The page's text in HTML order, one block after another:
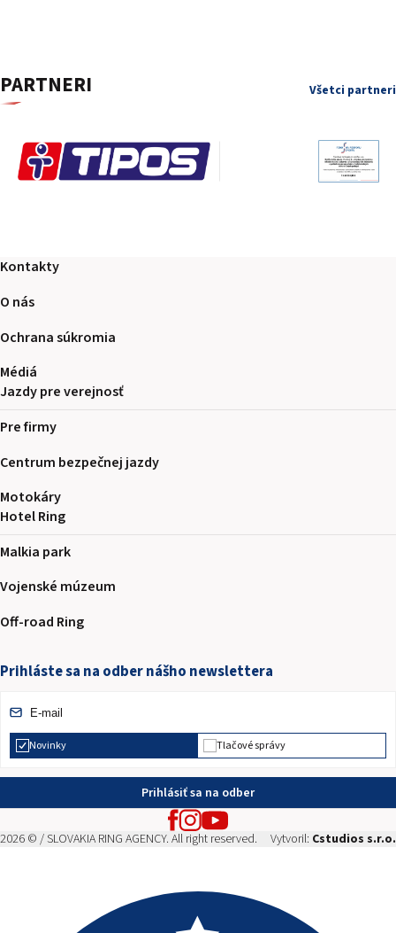
PARTNERI Všetci partneri
Kontakty
O nás
Ochrana súkromia
Médiá
Jazdy pre verejnosť
Pre firmy
Centrum bezpečnej jazdy
Motokáry
Hotel Ring
Malkia park
Vojenské múzeum
Off-road Ring
Prihláste sa na odber nášho newslettera
Novinky Tlačové správy
Prihlásiť sa na odber
2026 © / SLOVAKIA RING AGENCY. All right reserved. Vytvoril: Cstudios s.r.o.